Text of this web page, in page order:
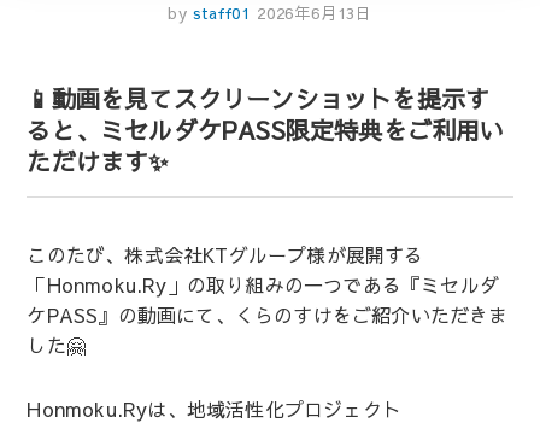
by staff01 2026年6月13日
📱動画を見てスクリーンショットを提示す
ると、ミセルダケPASS限定特典をご利用い
ただけます✨
このたび、株式会社KTグループ様が展開する
「Honmoku.Ry」の取り組みの一つである『ミセルダ
ケPASS』の動画にて、くらのすけをご紹介いただきま
した🤗
Honmoku.Ryは、地域活性化プロジェクト